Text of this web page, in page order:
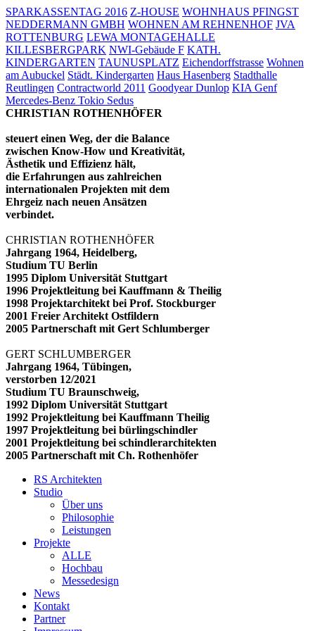
SPARKASSENTAG 2016 Z-HOUSE WOHNHAUS PFINGST
NEDDERMANN GMBH WOHNEN AM REHNENHOF JVA
ROTTENBURG LEWA MONTAGEHALLE
KILLESBERGPARK NWI-Gebäude F KATH.
KINDERGARTEN TAUNUSPLATZ Eichendorffstrasse Wohnen
am Aubuckel Städt. Kindergarten Haus Hasenberg Stadthalle
Reutlingen Contractworld 2011 Goodyear Dunlop KIA Genf
Mercedes-Benz Tokio Sedus
CHRISTIAN ROTHENHÖFER
steuert einen Weg, der die Balance
zwischen Know-How und Kreativität,
Ästhetik und Effizienz hält,
die Erfahrungen aus zahlreichen
internationalen Projekten mit dem
Ehrgeiz nach neuen Ansätzen
verbindet.
CHRISTIAN ROTHENHÖFER
Jahrgang 1964, Heidelberg,
Studium TU Berlin
1995 Diplom Universität Stuttgart
1996 Projektleitung bei Kauffmann & Theilig
1998 Projektarchitekt bei Prof. Stockburger
2001 Freier Architekt Ostfildern
2005 Partnerschaft mit Gert Schlumberger
GERT SCHLUMBERGER
Jahrgang 1964, Tübingen,
verstorben 12/2021
Studium TU Braunschweig,
1992 Diplom Universität Stuttgart
1992 Projektleitung bei Kauffmann Theilig
1997 Projektleitung bei bürlingschindler
2001 Projektleitung bei schindlerarchitekten
2005 Partnerschaft mit Ch. Rothenhöfer
RS Architekten
Studio
Über uns
Philosophie
Leistungen
Projekte
ALLE
Hochbau
Messedesign
News
Kontakt
Partner